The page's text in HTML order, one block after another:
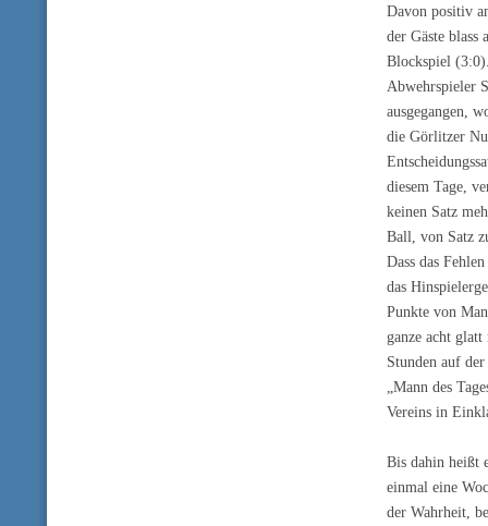
Davon positiv
der Gäste blass
Blockspiel
Abwehrspieler
ausgegangen,
die Görlitzer
diesem Tage,
keinen Satz
Ball, von Satz
Dass das
das
Punkte von
ganze acht
Stunden auf
„Mann des
Vereins in
Bis dahin heißt
einmal eine
der Wahrheit,